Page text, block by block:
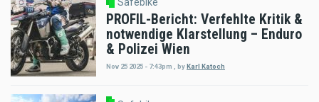
PROFIL-Bericht: Verfehlte Kritik &
notwendige Klarstellung – Enduro
& Polizei Wien
Nov 25 2025 - 7:43pm byKarl Katoch